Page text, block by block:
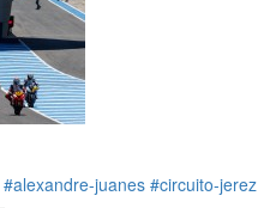
#alexandre-juanes #circuito-jerez